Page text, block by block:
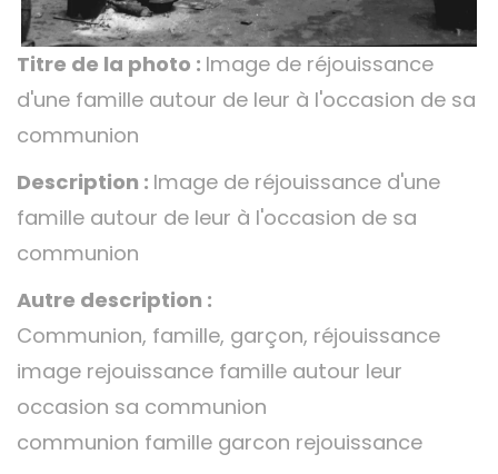
Titre de la photo : Image de réjouissance
d'une famille autour de leur à l'occasion de sa
communion
Description : Image de réjouissance d'une
famille autour de leur à l'occasion de sa
communion
Autre description :
Communion, famille, garçon, réjouissance
image rejouissance famille autour leur
occasion sa communion
communion famille garcon rejouissance